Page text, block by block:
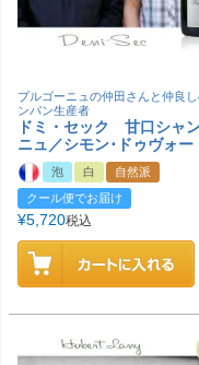
ブルゴーニュの仲田さんと仲良し
ンパン生産者
ドミ・セック 甘口シャ
ニュ／シモン･ドゥヴォー
泡 白
自然派
クール便でお届け
¥5,720税込